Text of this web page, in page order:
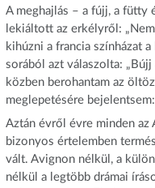
A meghajlás – a fújj, a fütty
lekiáltott az erkélyről:
kihúzni a francia színházat
sorából azt válaszolta: „Bújj
közben berohantam az
meglepetésére
Aztán évről évre minden
bizonyos értelemben
vált. Avignon nélkül, a
nélkül a legtöbb drámai